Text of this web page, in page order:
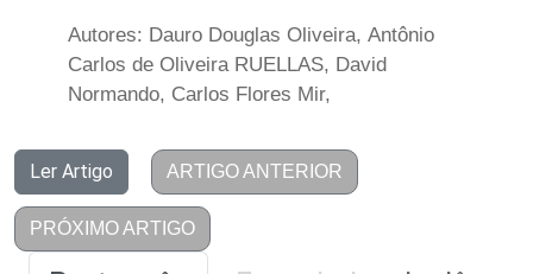
Autores: Dauro Douglas Oliveira, Antônio
Carlos de Oliveira RUELLAS, David
Normando, Carlos Flores Mir,
Ler Artigo ARTIGO ANTERIOR
PRÓXIMO ARTIGO